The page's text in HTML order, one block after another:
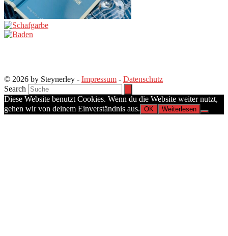
© 2026 by Steynerley - Impressum - Datenschutz
Search
Diese Website benutzt Cookies. Wenn du die Website weiter nutzt,
gehen wir von deinem Einverständnis aus. OK Weiterlesen